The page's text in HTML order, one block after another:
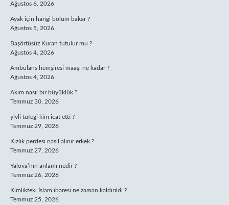
Ağustos 6, 2026
Ayak için hangi bölüm bakar ?
Ağustos 5, 2026
Başörtüsüz Kuran tutulur mu ?
Ağustos 4, 2026
Ambulans hemşiresi maaşı ne kadar ?
Ağustos 4, 2026
Akım nasıl bir büyüklük ?
Temmuz 30, 2026
yivli tüfeği kim icat etti ?
Temmuz 29, 2026
Kızlık perdesi nasıl alınır erkek ?
Temmuz 27, 2026
Yalova’nın anlamı nedir ?
Temmuz 26, 2026
Kimlikteki İslam ibaresi ne zaman kaldırıldı ?
Temmuz 25, 2026